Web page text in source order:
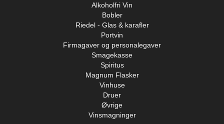
Alkoholfri Vin
Bobler
Riedel - Glas & karafler
Portvin
Firmagaver og personalegaver
Smagekasse
Spiritus
Magnum Flasker
Vinhuse
Druer
Øvrige
Vinsmagninger